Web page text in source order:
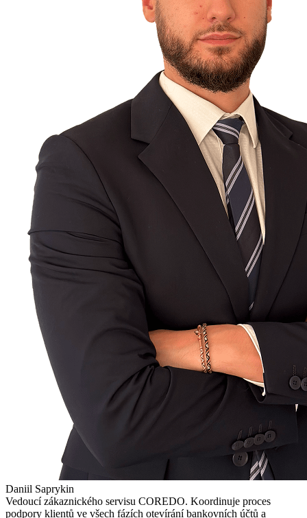
Daniil Saprykin
Vedoucí zákaznického servisu COREDO. Koordinuje proces
podpory klientů ve všech fázích otevírání bankovních účtů a